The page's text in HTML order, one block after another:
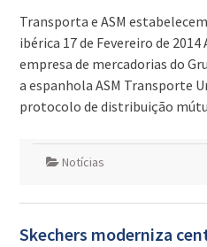
Transporta e ASM
ibérica 17 de Fevereiro de
empresa de mercadorias do
a espanhola ASM Transporte
protocolo de distribuição
Notícias
Skechers moderniza